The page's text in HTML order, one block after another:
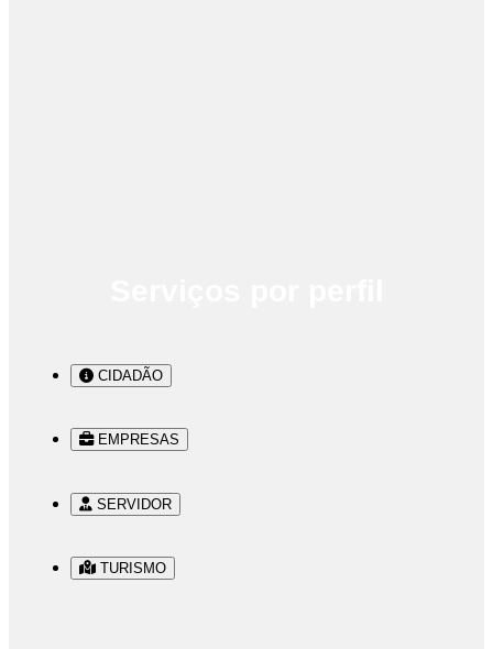
CIDADÃO
EMPRESAS
SERVIDOR
TURISMO